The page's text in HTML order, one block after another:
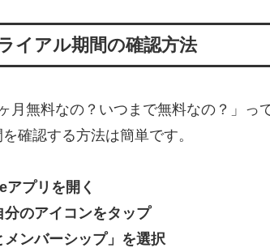
イアル期間の確認方法
月無料なの？いつまで無料なの？」
確認する方法は簡単です。
アプリを開く
分のアイコンをタップ
メンバーシップ」を選択